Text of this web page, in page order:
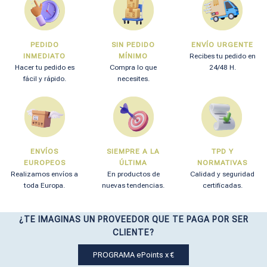
PEDIDO
INMEDIATO
Hacer tu pedido es
fácil y rápido.
SIN PEDIDO
MÍNIMO
Compra lo que
necesites.
ENVÍO URGENTE
Recibes tu pedido en
24/48 H.
ENVÍOS
EUROPEOS
Realizamos envíos a
toda Europa.
SIEMPRE A LA
ÚLTIMA
En productos de
nuevas tendencias.
TPD Y
NORMATIVAS
Calidad y seguridad
certificadas.
¿TE IMAGINAS UN PROVEEDOR QUE TE PAGA POR SER
CLIENTE?
PROGRAMA ePoints x €